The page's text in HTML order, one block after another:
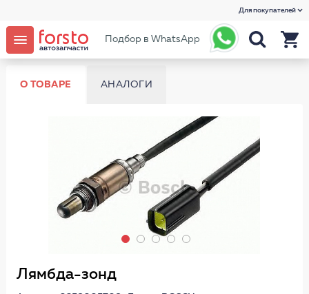
Для покупателей
Подбор в WhatsApp
О ТОВАРЕ АНАЛОГИ
Лямбда-зонд